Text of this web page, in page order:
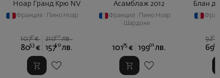
Ноар Гранд Крю NV
Франция Пино Ноар
10737 € 21000 лв.
8053 € 15750 лв.
Асамблаж 2012
Франция
Пино Ноар
Шардоне
10175 € 19901 лв.
Блан
9203
6902